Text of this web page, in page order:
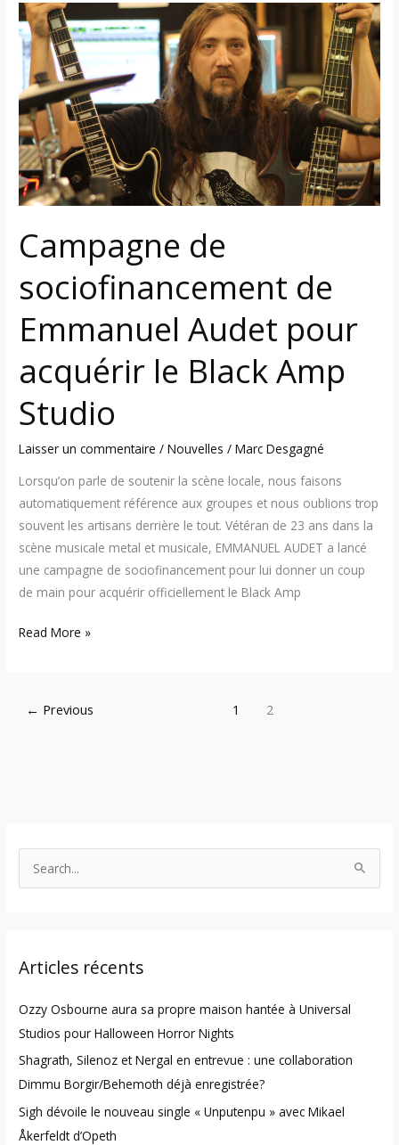
Campagne de
sociofinancement de
Emmanuel Audet pour
acquérir le Black Amp
Studio
Laisser un commentaire /Nouvelles /Marc Desgagné
Lorsqu’on parle de soutenir la scène locale, nous faisons
automatiquement référence aux groupes et nous oublions trop
souvent les artisans derrière le tout. Vétéran de 23 ans dans la
scène musicale metal et musicale, EMMANUEL AUDET a lancé
une campagne de sociofinancement pour lui donner un coup
de main pour acquérir officiellement le Black Amp
Campagne
de
sociofinancement
de
Emmanuel
Audet
pour
acquérir
le
Amp
Studio
Read More »
← Previous 1 2
c
f
o
r
:
Articles récents
Ozzy Osbourne aura sa propre maison hantée à Universal
Studios pour Halloween Horror Nights
Shagrath, Silenoz et Nergal en entrevue : une collaboration
Dimmu Borgir/Behemoth déjà enregistrée?
Sigh dévoile le nouveau single « Unputenpu » avec Mikael
Åkerfeldt d’Opeth